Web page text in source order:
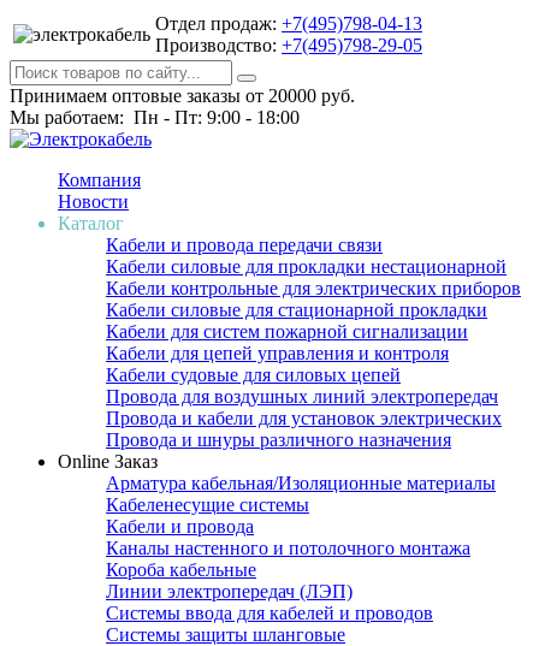
Отдел продаж: +7(495)798-04-13
Производство: +7(495)798-29-05
Принимаем оптовые заказы от 20000 руб.
Мы работаем: Пн - Пт: 9:00 - 18:00
Компания
Новости
Каталог
Кабели и провода передачи связи
Кабели силовые для прокладки нестационарной
Кабели контрольные для электрических приборов
Кабели силовые для стационарной прокладки
Кабели для систем пожарной сигнализации
Кабели для цепей управления и контроля
Кабели судовые для силовых цепей
Провода для воздушных линий электропередач
Провода и кабели для установок электрических
Провода и шнуры различного назначения
Online Заказ
Арматура кабельная/Изоляционные материалы
Кабеленесущие системы
Кабели и провода
Каналы настенного и потолочного монтажа
Короба кабельные
Линии электропередач (ЛЭП)
Системы ввода для кабелей и проводов
Системы защиты шланговые